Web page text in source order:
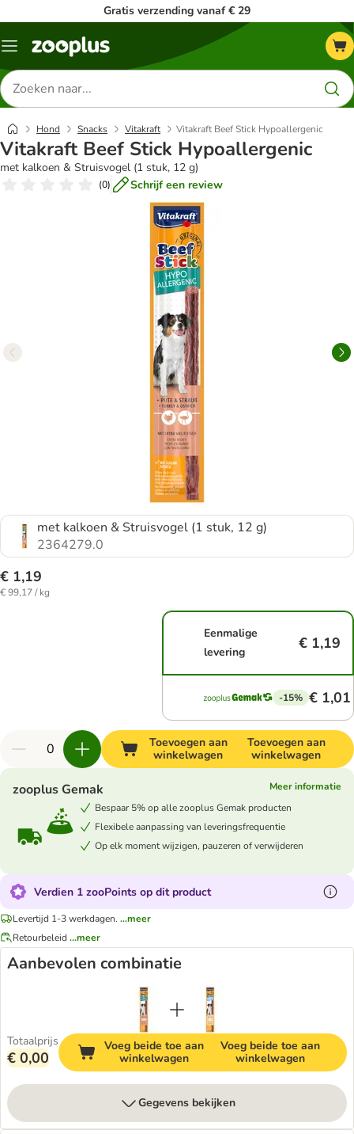
Gratis verzending vanaf € 29
Menu
Zoeken
naar
producten
Hond Snacks Vitakraft Vitakraft Beef Stick Hypoallergenic
Vitakraft Beef Stick Hypoallergenic
met kalkoen & Struisvogel (1 stuk, 12 g)
(0) Schrijf een review
met kalkoen & Struisvogel (1 stuk, 12 g)
2364279.0
€ 1,19
€ 99,17 / kg
Eenmalige
levering
€ 1,19
-15% € 1,01
Toevoegen aan
winkelwagen
Toevoegen aan
winkelwagen
zooplus Gemak
Meer informatie
Bespaar 5% op alle zooplus Gemak producten
Flexibele aanpassing van leveringsfrequentie
Op elk moment wijzigen, pauzeren of verwijderen
Verdien 1 zooPoints op dit product
Levertijd 1-3 werkdagen. ...meer
Retourbeleid ...meer
Aanbevolen combinatie
Totaalprijs
€ 0,00
Voeg beide toe aan
winkelwagen
Voeg beide toe aan
winkelwagen
Gegevens bekijken